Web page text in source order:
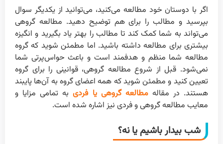
اگر با دوستان خود مطالعه می‌کنید، می‌توانید از یکدیگر سوال
بپرسید و مطالب را برای هم توضیح دهید. مطالعه گروهی
می‌تواند به شما کمک کند تا مطالب را بهتر یاد بگیرید و انگیزه
بیشتری برای مطالعه داشته باشید. اما مطمئن شوید که گروه
مطالعه شما منظم و هدفمند است و باعث حواس‌پرتی شما
نمی‌شود. قبل از شروع مطالعه گروهی، قوانینی را برای گروه
تعیین کنید و مطمئن شوید که همه اعضای گروه به آن‌ها پایبند
هستند. در مقالهمطالعه گروهی یا فردیبه تمامی مزایا و
معایب مطالعه گروهی و فردی نیز اشاره شده است.
شب بیدار باشیم یا نه؟